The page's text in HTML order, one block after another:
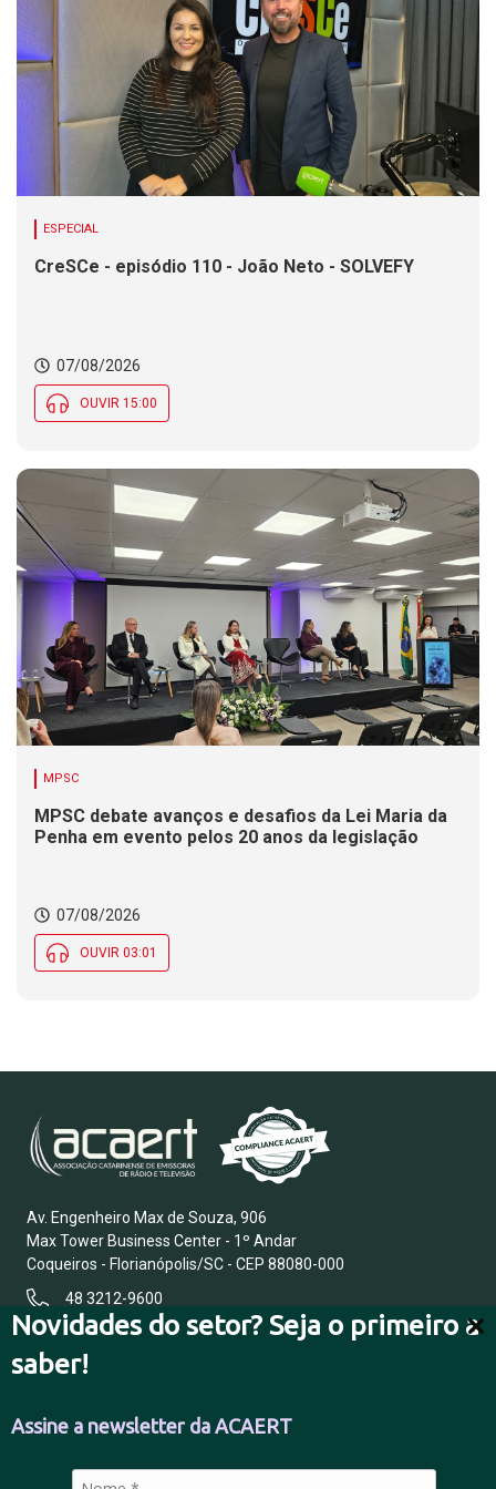
Novidades do setor? Seja o primeiro a
saber!
Assine a newsletter da ACAERT
ESPECIAL
CreSCe - episódio 110 - João Neto - SOLVEFY
07/08/2026
OUVIR 15:00
MPSC
MPSC debate avanços e desafios da Lei Maria da
Penha em evento pelos 20 anos da legislação
07/08/2026
OUVIR 03:01
Av. Engenheiro Max de Souza, 906
Max Tower Business Center - 1º Andar
Coqueiros - Florianópolis/SC - CEP 88080-000
48 3212-9600
FALE CONOSCO